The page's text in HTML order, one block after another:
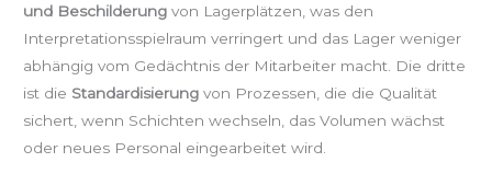
und Beschilderung von Lagerplätzen, was den
Interpretationsspielraum verringert und das Lager weniger
abhängig vom Gedächtnis der Mitarbeiter macht. Die dritte
ist die Standardisierung von Prozessen, die die Qualität
sichert, wenn Schichten wechseln, das Volumen wächst
oder neues Personal eingearbeitet wird.